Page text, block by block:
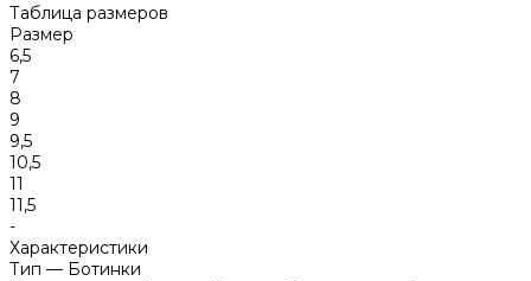
Таблица размеров
Размер
6,5
7
8
9
9,5
10,5
11
11,5
-
Характеристики
Тип — Ботинки